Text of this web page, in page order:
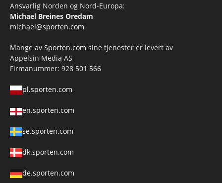
Ansvarlig Norden og Nord-Europa:
Michael Breines Oredam
michael@sporten.com
Mange av Sporten.com sine tjenester er levert av
Appelsin Media AS
Firmanummer: 928 501 566
pl.sporten.com
en.sporten.com
se.sporten.com
dk.sporten.com
de.sporten.com